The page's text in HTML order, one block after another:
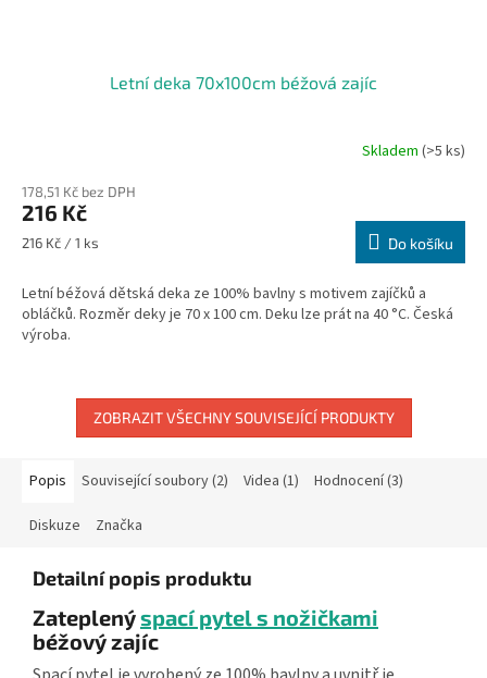
Letní deka 70x100cm béžová zajíc
Skladem (>5 ks)
178,51 Kč bez DPH
216 Kč
Měrná
216 Kč / 1 ks Do košíku
Letní béžová dětská deka ze 100% bavlny s motivem zajíčků a
obláčků. Rozměr deky je 70 x 100 cm. Deku lze prát na 40 °C. Česká
výroba.
ZOBRAZIT VŠECHNY SOUVISEJÍCÍ PRODUKTY
Popis Související soubory (2) Videa (1) Hodnocení (3)
Diskuze Značka
Detailní popis produktu
Zateplenýspací pytel s nožičkami
béžový zajíc